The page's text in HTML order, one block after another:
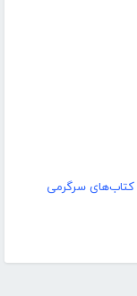
کتاب‌های سرگرمی